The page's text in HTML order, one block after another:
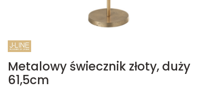
Metalowy świecznik złoty, duży
61,5cm